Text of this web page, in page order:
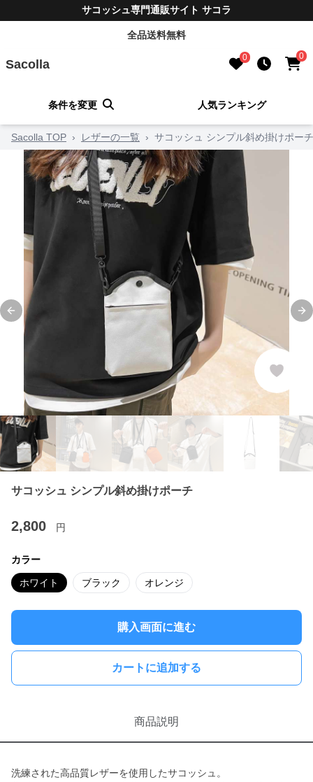
サコッシュ専門通販サイト サコラ
全品送料無料
Sacolla 0 0
条件を変更 人気ランキング
Sacolla TOP › レザーの一覧 › サコッシュ シンプル斜め掛けポーチ
Previous slide
サコッシュ シンプル斜め掛けポーチ
2,800 円
カラー
ホワイト ブラック オレンジ
購入画面に進む
カートに追加する
商品説明
洗練された高品質レザーを使用したサコッシュ。